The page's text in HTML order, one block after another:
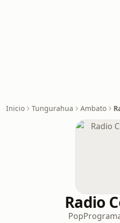
Inicio Tungurahua Ambato
Radio
Pop